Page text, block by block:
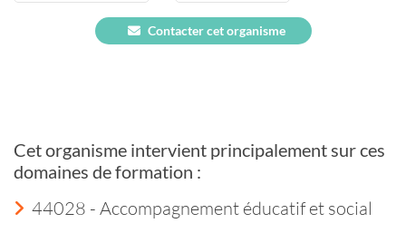
Contacter cet organisme
Cet organisme intervient principalement sur ces
domaines de formation :
44028 - Accompagnement éducatif et social